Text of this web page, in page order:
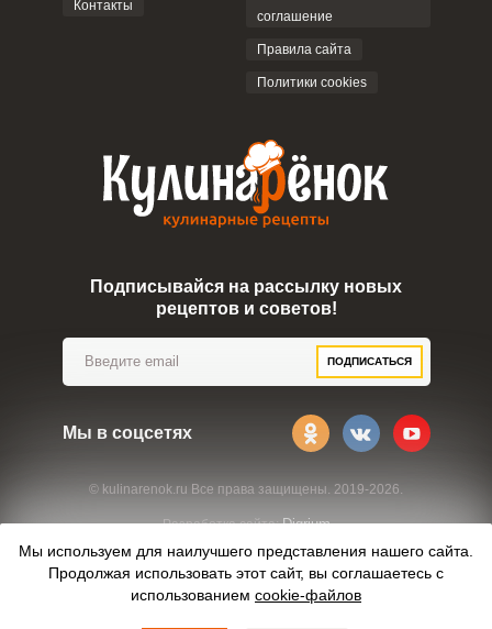
© kulinarenok.ru Все права защищены. 2019-2026.
Разработка сайта:Digrium
Контакты
соглашение
Правила сайта
Политики cookies
Подписывайся на рассылку новых
рецептов и советов!
ПОДПИСАТЬСЯ
Мы в соцсетях
Мы используем для наилучшего представления нашего сайта.
Продолжая использовать этот сайт, вы соглашаетесь с
использованием cookie-файлов